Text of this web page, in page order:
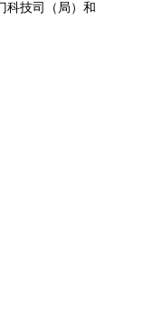
科技司（局）和